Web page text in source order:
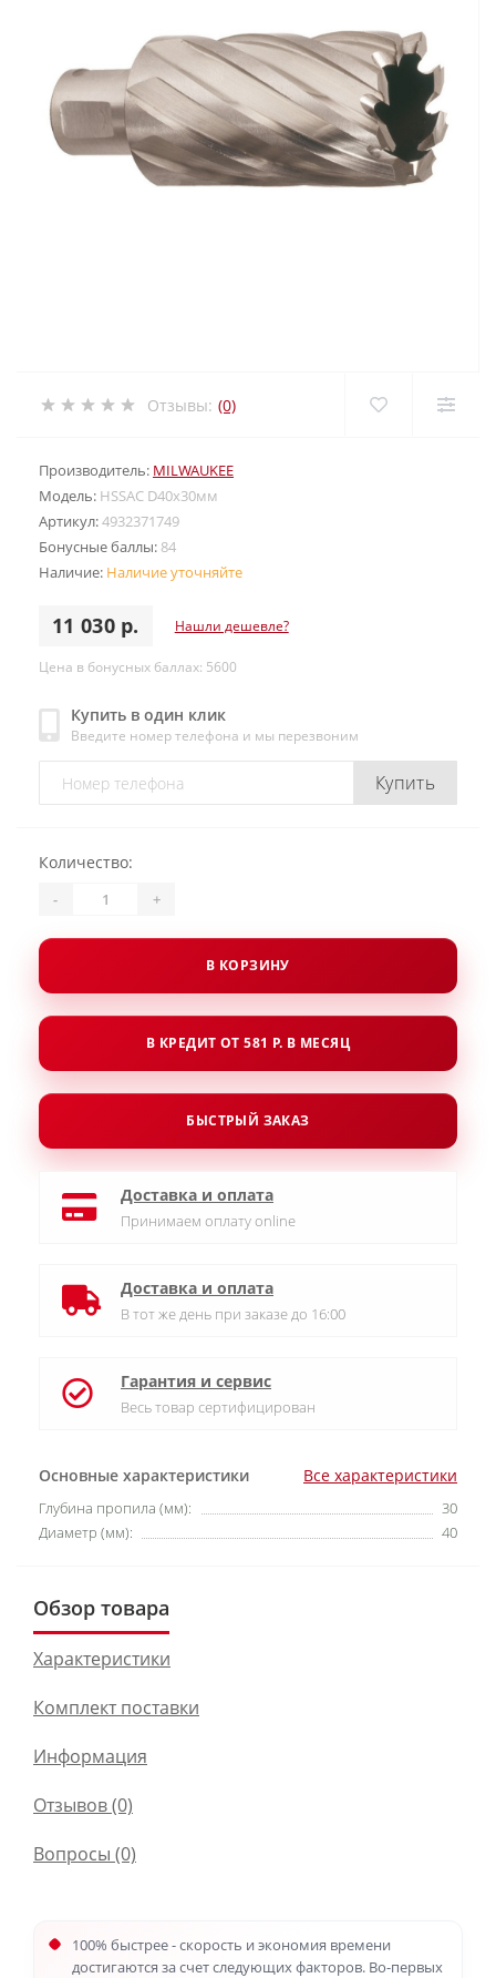
Отзывы: (0)
Производитель: MILWAUKEE
Модель: HSSAC D40х30мм
Артикул:4932371749
Бонусные баллы: 84
Наличие: Наличие уточняйте
11 030 р. Нашли дешевле?
Цена в бонусных баллах: 5600
Купить в один клик
Введите номер телефона и мы перезвоним
Купить
Основные характеристики Все характеристики
Глубина пропила (мм):
30
Диаметр (мм):
40
Количество:
- +
В КОРЗИНУ
В КРЕДИТ ОТ 581 Р. В МЕСЯЦ
БЫСТРЫЙ ЗАКАЗ
Доставка и оплата
Принимаем оплату online
Доставка и оплата
В тот же день при заказе до 16:00
Гарантия и сервис
Весь товар сертифицирован
Обзор товара
Характеристики
Комплект поставки
Информация
Отзывов (0)
Вопросы (0)
100% быстрее - скорость и экономия времени
достигаются за счет следующих факторов. Во-первых